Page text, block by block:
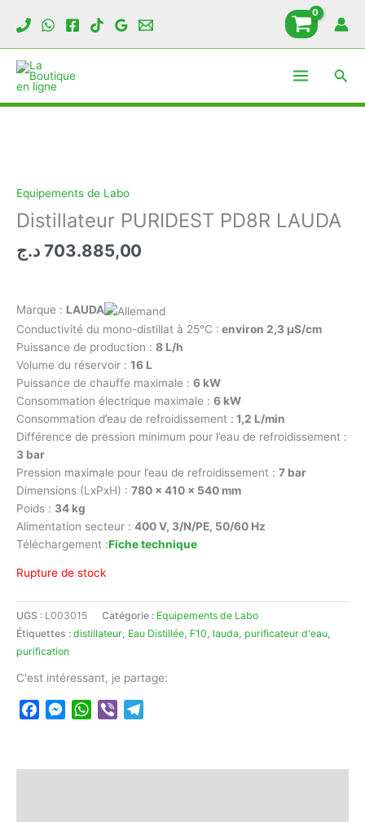
Equipements de Labo
Distillateur PURIDEST PD8R LAUDA
703.885,00 د.ج
Marque : LAUDA
Conductivité du mono-distillat à 25°C : environ 2,3 µS/cm
Puissance de production : 8 L/h
Volume du réservoir : 16 L
Puissance de chauffe maximale : 6 kW
Consommation électrique maximale : 6 kW
Consommation d’eau de refroidissement : 1,2 L/min
Différence de pression minimum pour l’eau de refroidissement :
3 bar
Pression maximale pour l’eau de refroidissement : 7 bar
Dimensions (LxPxH) : 780 x 410 x 540 mm
Poids : 34 kg
Alimentation secteur : 400 V, 3/N/PE, 50/60 Hz
Téléchargement :Fiche technique
Rupture de stock
UGS : L003015 Catégorie : Equipements de Labo
Étiquettes : distillateur, Eau Distillée, F10, lauda, purificateur d'eau,
purification
C'est intéressant, je partage:
FacebookMessenger
WhatsApp
Viber